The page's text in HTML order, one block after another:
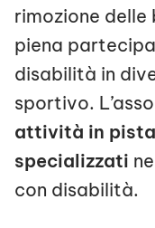
rimozione
piena
disabilità in
sportivo.
attività in
specializzati
con disabilità.